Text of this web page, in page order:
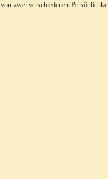
zwei verschiedenen